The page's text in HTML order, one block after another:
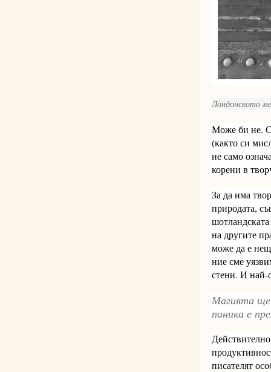
Лондонското
Може би не.
(както си
не само
корени в
За да има
природата,
на другите
може да е
ние сме
стени. И най-
Магията ще
паника е
писателят